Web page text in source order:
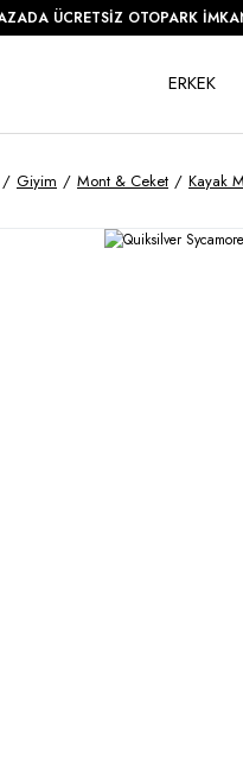
ÜCRETSİZ OTOPARK
ERKEK
Giyim Mont & Ceket Kayak